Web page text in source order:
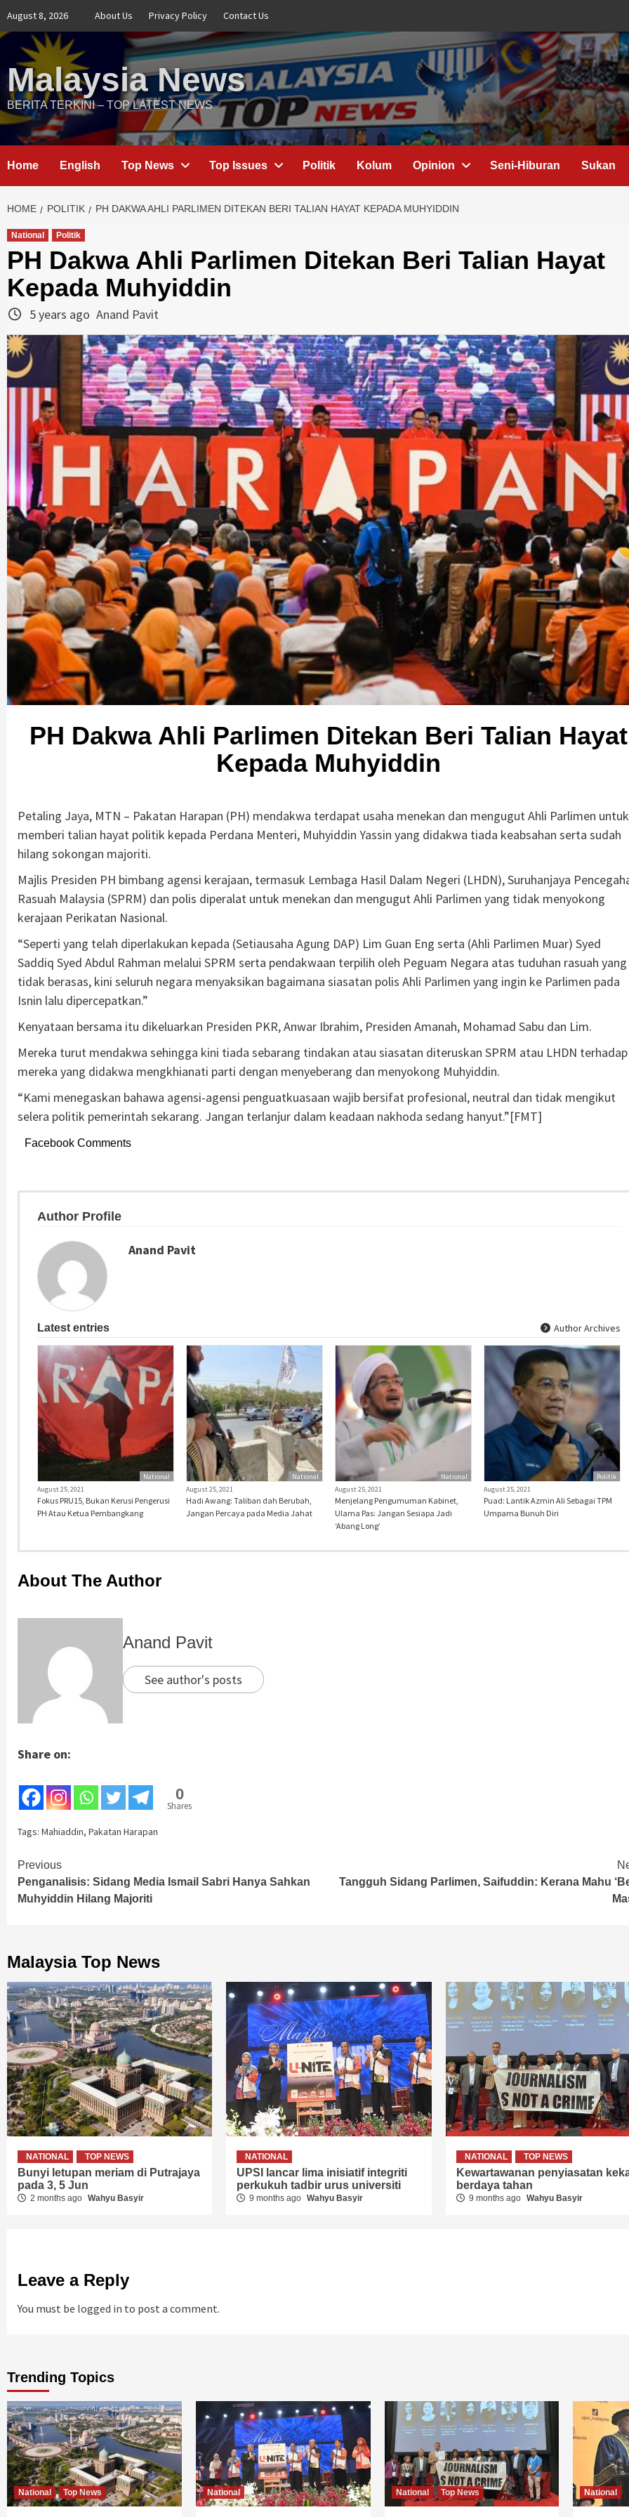
content
August 8, 2026 About Us Privacy Policy Contact Us
Malaysia News
BERITA TERKINI – TOP LATEST NEWS
Home English Top News Top Issues Politik Kolum Opinion Seni-Hiburan Sukan
HOME POLITIK PH DAKWA AHLI PARLIMEN DITEKAN BERI TALIAN HAYAT KEPADA MUHYIDDIN
National Politik
PH Dakwa Ahli Parlimen Ditekan Beri Talian Hayat
Kepada Muhyiddin
5 years ago Anand Pavit
PH Dakwa Ahli Parlimen Ditekan Beri Talian Hayat
Kepada Muhyiddin
Petaling Jaya, MTN – Pakatan Harapan (PH) mendakwa terdapat usaha menekan dan mengugut Ahli Parlimen untuk
memberi talian hayat politik kepada Perdana Menteri, Muhyiddin Yassin yang didakwa tiada keabsahan serta sudah
hilang sokongan majoriti.
Majlis Presiden PH bimbang agensi kerajaan, termasuk Lembaga Hasil Dalam Negeri (LHDN), Suruhanjaya
Rasuah Malaysia (SPRM) dan polis diperalat untuk menekan dan mengugut Ahli Parlimen yang tidak menyokong
kerajaan Perikatan Nasional.
“Seperti yang telah diperlakukan kepada (Setiausaha Agung DAP) Lim Guan Eng serta (Ahli Parlimen Muar) Syed
Saddiq Syed Abdul Rahman melalui SPRM serta pendakwaan terpilih oleh Peguam Negara atas tuduhan rasuah yang
tidak berasas, kini seluruh negara menyaksikan bagaimana siasatan polis Ahli Parlimen yang ingin ke Parlimen pada
Isnin lalu dipercepatkan.”
Kenyataan bersama itu dikeluarkan Presiden PKR, Anwar Ibrahim, Presiden Amanah, Mohamad Sabu dan Lim.
Mereka turut mendakwa sehingga kini tiada sebarang tindakan atau siasatan diteruskan SPRM atau LHDN terhadap
mereka yang didakwa mengkhianati parti dengan menyeberang dan menyokong Muhyiddin.
“Kami menegaskan bahawa agensi-agensi penguatkuasaan wajib bersifat profesional, neutral dan tidak mengikut
selera politik pemerintah sekarang. Jangan terlanjur dalam keadaan nakhoda sedang hanyut.”[FMT]
Facebook Comments
Author Profile
Anand Pavit
Latest entries Author Archives
National
August 25, 2021
Fokus PRU15, Bukan Kerusi Pengerusi
PH Atau Ketua Pembangkang
National
August 25, 2021
Hadi Awang: Taliban dah Berubah,
Jangan Percaya pada Media Jahat
National
August 25, 2021
Menjelang Pengumuman Kabinet,
Ulama Pas: Jangan Sesiapa Jadi
‘Abang Long’
Politik
August 25, 2021
Puad: Lantik Azmin Ali Sebagai TPM
Umpama Bunuh Diri
About The Author
Anand Pavit
See author's posts
Share on:
0
Shares
Tags: Mahiaddin, Pakatan Harapan
Continue
Reading
Previous
Penganalisis: Sidang Media Ismail Sabri Hanya Sahkan
Muhyiddin Hilang Majoriti
Tangguh Sidang Parlimen, Saifuddin: Kerana Mahu
Malaysia Top News
NATIONAL TOP NEWS
Bunyi letupan meriam di Putrajaya
pada 3, 5 Jun
2 months ago Wahyu Basyir
NATIONAL
UPSI lancar lima inisiatif integriti
perkukuh tadbir urus universiti
9 months ago Wahyu Basyir
NATIONAL TOP NEWS
Kewartawanan penyiasatan
berdaya tahan
9 months ago Wahyu Basyir
Leave a Reply
You must be logged in to post a comment.
Trending Topics
National Top News National National Top News National